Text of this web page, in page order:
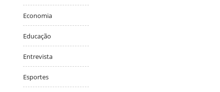
Economia
Educação
Entrevista
Esportes